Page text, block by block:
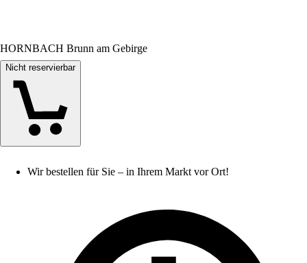
HORNBACH Brunn am Gebirge
Nicht reservierbar
Wir bestellen für Sie – in Ihrem Markt vor Ort!